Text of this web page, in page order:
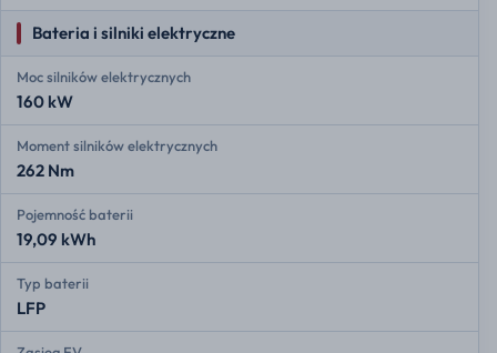
Bateria i silniki elektryczne
Moc silników elektrycznych
160 kW
Moment silników elektrycznych
262 Nm
Pojemność baterii
19,09 kWh
Typ baterii
LFP